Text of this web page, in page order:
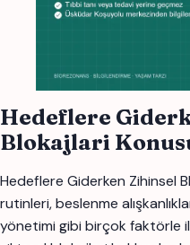
Hedeflere
Blokajlari
Hedeflere Giderken Zihinsel
rutinleri, beslenme
yönetimi gibi birçok faktörle